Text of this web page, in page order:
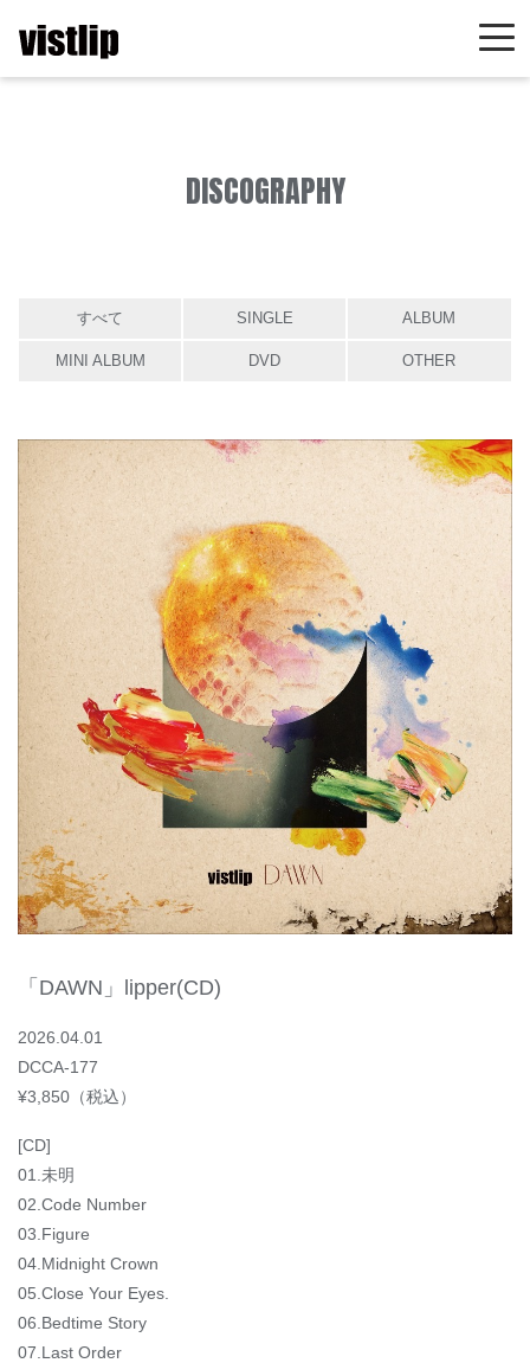
DISCOGRAPHY
すべて SINGLE ALBUM
MINI ALBUM DVD OTHER
「DAWN」lipper(CD)
2026.04.01
DCCA-177
¥3,850（税込）
[CD]
01.未明
02.Code Number
03.Figure
04.Midnight Crown
05.Close Your Eyes.
06.Bedtime Story
07.Last Order